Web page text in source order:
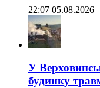
22:07 05.08.2026
У
будинку